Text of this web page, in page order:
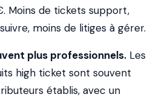
Moins de tickets support,
moins de litiges à gérer.
plus professionnels. Les
high ticket sont souvent
établis, avec un